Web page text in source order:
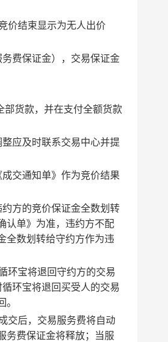
价结束显示为无人出价
费保证金），交易保证金
部货款，并在支付全额货款
应及时联系交易中心并提
交通知单》作为竞价结果
方的竞价保证金全数划转
认单》为准，违约方不配
全数划转给守约方作为违
环宝将退回守约方的交易
环宝将退回买受人的交易
交后，交易服务费将自动
务费保证金将释放；当服